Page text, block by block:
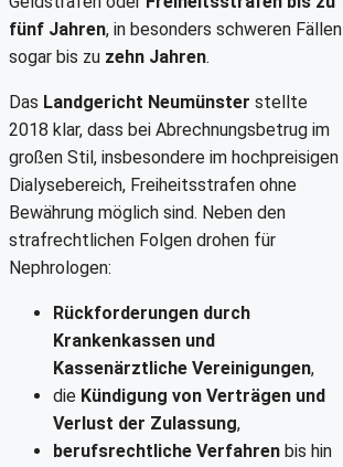
fünf Jahren, in besonders schweren Fällen
sogar bis zu zehn Jahren.
Das Landgericht Neumünster stellte
2018 klar, dass bei Abrechnungsbetrug im
großen Stil, insbesondere im hochpreisigen
Dialysebereich, Freiheitsstrafen ohne
Bewährung möglich sind. Neben den
strafrechtlichen Folgen drohen für
Nephrologen:
Rückforderungen durch
Krankenkassen und
Kassenärztliche Vereinigungen,
die Kündigung von Verträgen und
Verlust der Zulassung,
berufsrechtliche Verfahren bis hin